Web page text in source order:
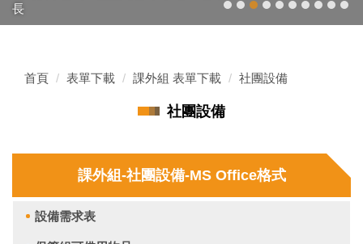
長
首頁 表單下載 課外組 表單下載 社團設備
社團設備
課外組-社團設備-MS Office格式
設備需求表